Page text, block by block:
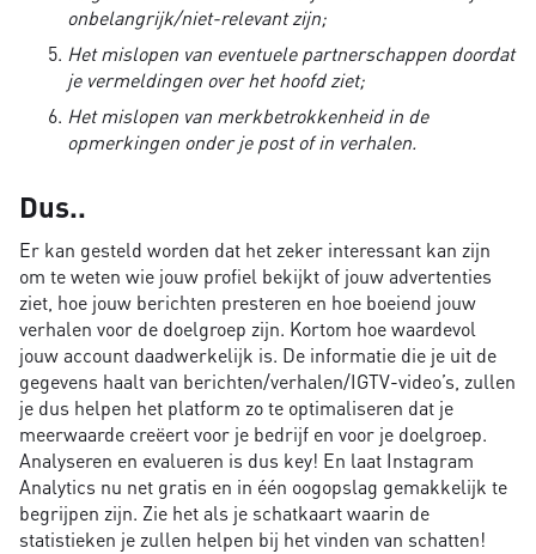
onbelangrijk/niet-relevant zijn;
Het mislopen van eventuele partnerschappen doordat
je vermeldingen over het hoofd ziet;
Het mislopen van merkbetrokkenheid in de
opmerkingen onder je post of in verhalen.
Dus..
Er kan gesteld worden dat het zeker interessant kan zijn
om te weten wie jouw profiel bekijkt of jouw advertenties
ziet, hoe jouw berichten presteren en hoe boeiend jouw
verhalen voor de doelgroep zijn. Kortom hoe waardevol
jouw account daadwerkelijk is. De informatie die je uit de
gegevens haalt van berichten/verhalen/IGTV-video’s, zullen
je dus helpen het platform zo te optimaliseren dat je
meerwaarde creëert voor je bedrijf en voor je doelgroep.
Analyseren en evalueren is dus key! En laat Instagram
Analytics nu net gratis en in één oogopslag gemakkelijk te
begrijpen zijn. Zie het als je schatkaart waarin de
statistieken je zullen helpen bij het vinden van schatten!